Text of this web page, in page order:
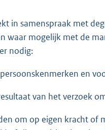
in samenspraak met
waar mogelijk met de
nodig:
en
van het verzoek
om op eigen kracht of